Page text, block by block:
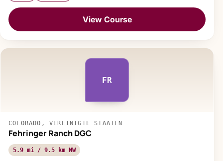
View Course
FR
COLORADO, VEREINIGTE STAATEN
Fehringer Ranch DGC
5.9 mi / 9.5 km NW